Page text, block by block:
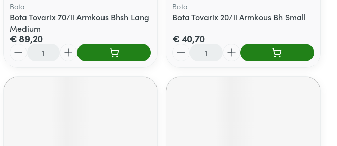
Bota
Bota Tovarix 70/ii Armkous Bhsh Lang
Medium
€ 89,20
Bota
Bota Tovarix 20/ii Armkous Bh Small
€ 40,70